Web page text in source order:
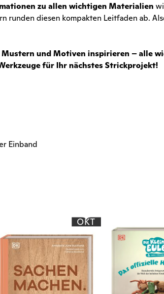
zu allen wichtigen Materialien
runden diesen kompakten Leitfaden ab.
Mustern und Motiven inspirieren – alle
für Ihr nächstes Strickprojekt!
Einband
OKT